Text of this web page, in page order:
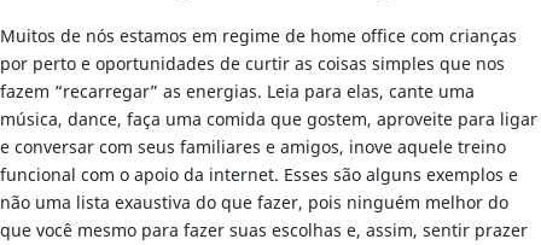
Muitos de nós estamos em regime de home office com crianças
por perto e oportunidades de curtir as coisas simples que nos
fazem “recarregar” as energias. Leia para elas, cante uma
música, dance, faça uma comida que gostem, aproveite para ligar
e conversar com seus familiares e amigos, inove aquele treino
funcional com o apoio da internet. Esses são alguns exemplos e
não uma lista exaustiva do que fazer, pois ninguém melhor do
que você mesmo para fazer suas escolhas e, assim, sentir prazer